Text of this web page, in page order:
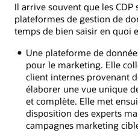
Il arrive souvent que les
plateformes de gestion de
temps de bien saisir en quoi
Une plateforme de
pour le marketing. Elle
client internes provenant
élaborer une vue unique
et complète. Elle met
disposition des experts
campagnes marketing